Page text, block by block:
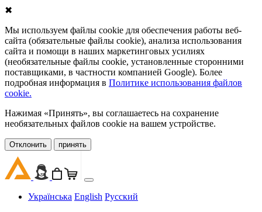
✖
Мы используем файлы cookie для обеспечения работы веб-
сайта (обязательные файлы cookie), анализа использования
сайта и помощи в наших маркетинговых усилиях
(необязательные файлы cookie, установленные сторонними
поставщиками, в частности компанией Google). Более
подробная информация в Политике использования файлов
cookie.
Нажимая «Принять», вы соглашаетесь на сохранение
необязательных файлов cookie на вашем устройстве.
Oтклонить принять
Українська English Русский